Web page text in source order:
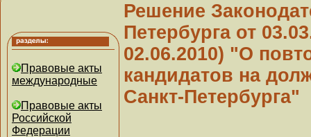
Правовые акты
международные
Правовые акты
Российской
Федерации
Решение
Петербурга от
02.06.2010) "О
кандидатов на
Санкт-Петербурга"